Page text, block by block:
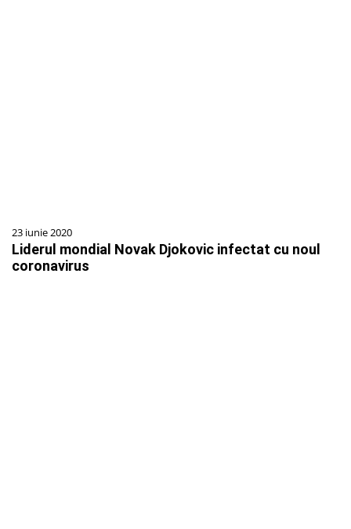
23 iunie 2020
Liderul mondial Novak Djokovic infectat cu noul
coronavirus